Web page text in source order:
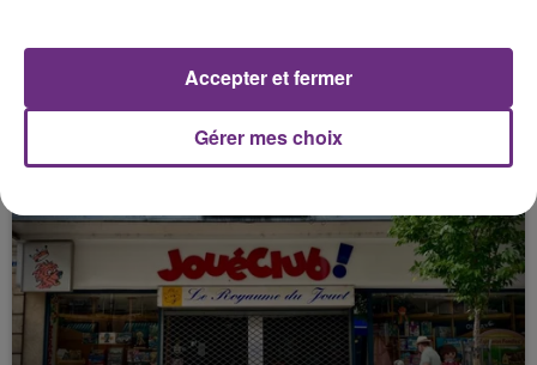
TOUJOURS À L'ARRÊT
Cela fait déjà une semaine que la centrale
justifiée par la sécheresse intense qui est toujours
présente.
Gérer mes choix
Accepter et fermer